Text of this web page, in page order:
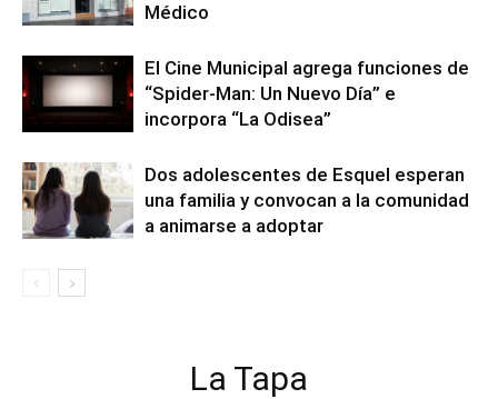
Médico
El Cine Municipal agrega funciones de
“Spider-Man: Un Nuevo Día” e
incorpora “La Odisea”
Dos adolescentes de Esquel esperan
una familia y convocan a la comunidad
a animarse a adoptar
La Tapa